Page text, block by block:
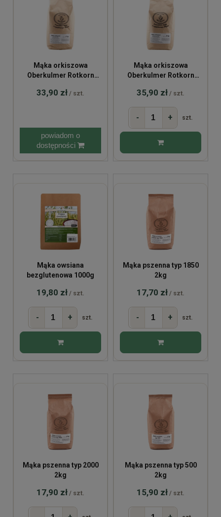
Mąka orkiszowa
Oberkulmer Rotkorn
33,90 zł / szt.
powiadom o
dostępności
Mąka orkiszowa
Oberkulmer Rotkorn
35,90 zł / szt.
- + szt.
Mąka owsiana
bezglutenowa 1000g
19,80 zł / szt.
- + szt.
Mąka pszenna typ 1850
2kg
17,70 zł / szt.
- + szt.
Mąka pszenna typ 2000
2kg
17,90 zł / szt.
Mąka pszenna typ 500
2kg
15,90 zł / szt.